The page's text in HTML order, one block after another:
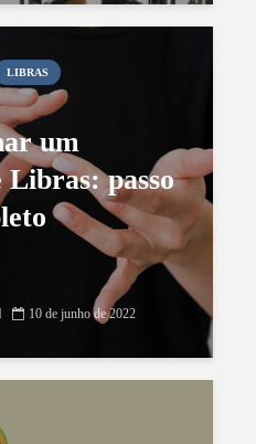
LIBRAS
um
passo
10 de junho de 2022